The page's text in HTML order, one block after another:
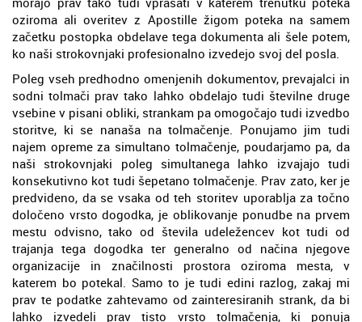
oziroma ali overitev z Apostille žigom poteka na samem
začetku postopka obdelave tega dokumenta ali šele potem,
ko naši strokovnjaki profesionalno izvedejo svoj del posla.
Poleg vseh predhodno omenjenih dokumentov, prevajalci in
sodni tolmači prav tako lahko obdelajo tudi številne druge
vsebine v pisani obliki, strankam pa omogočajo tudi izvedbo
storitve, ki se nanaša na tolmačenje. Ponujamo jim tudi
najem opreme za simultano tolmačenje, poudarjamo pa, da
naši strokovnjaki poleg simultanega lahko izvajajo tudi
konsekutivno kot tudi šepetano tolmačenje. Prav zato, ker je
predvideno, da se vsaka od teh storitev uporablja za točno
določeno vrsto dogodka, je oblikovanje ponudbe na prvem
mestu odvisno, tako od števila udeležencev kot tudi od
trajanja tega dogodka ter generalno od načina njegove
organizacije in značilnosti prostora oziroma mesta, v
katerem bo potekal. Samo to je tudi edini razlog, zakaj mi
prav te podatke zahtevamo od zainteresiranih strank, da bi
lahko izvedeli prav tisto vrsto tolmačenja, ki ponuja